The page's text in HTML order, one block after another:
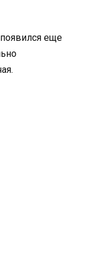
еще